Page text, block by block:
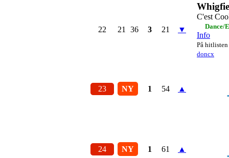
22 21 36 3 21 ▼
C'est
Dance/
Info
På hitlisten
doncx
23 NY 1 54 ▲
24 NY 1 61 ▲